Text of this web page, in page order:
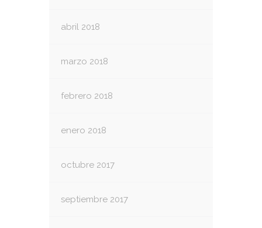
abril 2018
marzo 2018
febrero 2018
enero 2018
octubre 2017
septiembre 2017